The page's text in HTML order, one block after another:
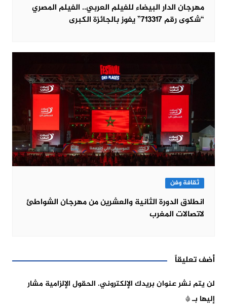
مهرجان الدار البيضاء للفيلم العربي.. الفيلم المصري
“شكوى رقم 713317” يفوز بالجائزة الكبرى
ثقافة وفن
انطلاق الدورة الثانية والعشرين من مهرجان الشواطئ
لاتصالات المغرب
أضف تعليقاً
لن يتم نشر عنوان بريدك الإلكتروني. الحقول الإلزامية مشار
إليها بـ*